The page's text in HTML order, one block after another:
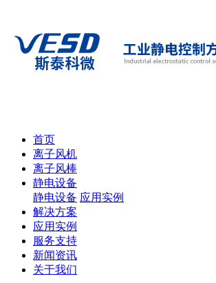
首页
离子风机
离子风棒
静电设备
静电设备 应用实例
解决方案
应用实例
服务支持
新闻资讯
关于我们